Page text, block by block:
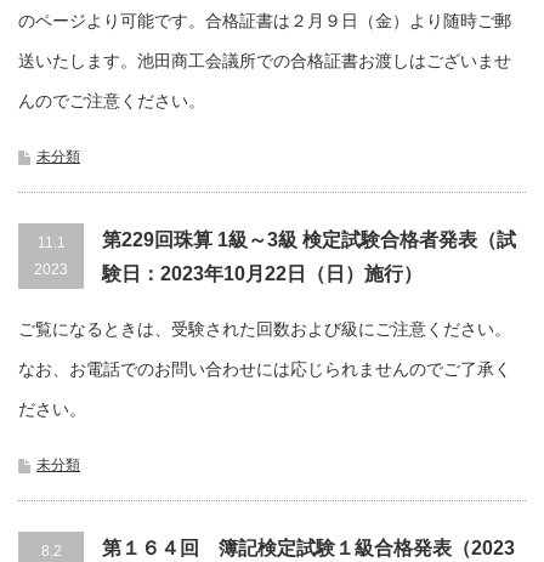
のページより可能です。合格証書は２月９日（金）より随時ご郵
送いたします。池田商工会議所での合格証書お渡しはございませ
んのでご注意ください。
未分類
11.1
2023
第229回珠算 1級～3級 検定試験合格者発表（試
験日：2023年10月22日（日）施行）
ご覧になるときは、受験された回数および級にご注意ください。
なお、お電話でのお問い合わせには応じられませんのでご了承く
ださい。
未分類
8.2
第１６４回 簿記検定試験１級合格発表（2023